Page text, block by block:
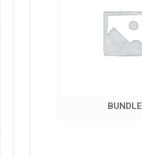
BUNDLE